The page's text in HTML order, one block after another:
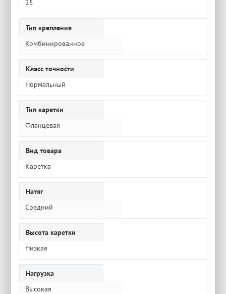
25
Тип крепления
Комбинированное
Класс точности
Нормальный
Тип каретки
Фланцевая
Вид товара
Каретка
Натяг
Средний
Высота каретки
Низкая
Нагрузка
Высокая